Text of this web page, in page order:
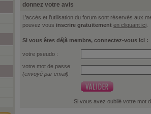
donnez votre avis
L’accès et l’utilisation du forum sont réservés aux
pouvez vous inscrire gratuitement en cliquant ici
Si vous êtes déjà membre, connectez-vous ici :
votre pseudo :
votre mot de passe
(envoyé par email)
Si vous avez oublié votre mot